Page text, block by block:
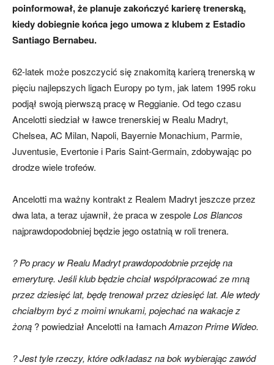
poinformował, że planuje zakończyć karierę trenerską,
kiedy dobiegnie końca jego umowa z klubem z Estadio
Santiago Bernabeu.
62-latek może poszczycić się znakomitą karierą trenerską w
pięciu najlepszych ligach Europy po tym, jak latem 1995 roku
podjął swoją pierwszą pracę w Reggianie. Od tego czasu
Ancelotti siedział w ławce trenerskiej w Realu Madryt,
Chelsea, AC Milan, Napoli, Bayernie Monachium, Parmie,
Juventusie, Evertonie i Paris Saint-Germain, zdobywając po
drodze wiele trofeów.
Ancelotti ma ważny kontrakt z Realem Madryt jeszcze przez
dwa lata, a teraz ujawnił, że praca w zespoleLos Blancos
najprawdopodobniej będzie jego ostatnią w roli trenera.
? Po pracy w Realu Madryt prawdopodobnie przejdę na
emeryturę. Jeśli klub będzie chciał współpracować ze mną
przez dziesięć lat, będę trenował przez dziesięć lat. Ale wtedy
chciałbym być z moimi wnukami, pojechać na wakacje z
żoną ? powiedział Ancelotti na łamachAmazon Prime Wideo.
? Jest tyle rzeczy, które odkładasz na bok wybierając zawód